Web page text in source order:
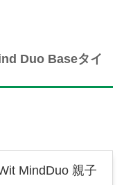
Duo Baseタイ
MindDuo 親子